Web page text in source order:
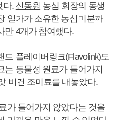
다. 신동원 농심 회장의 동생
일가가 소유한 농심미분까
만 4개가 참여했다.
드 플레이버링크(Flavolink)도
는 동물성 원료가 들어가지
비건 조미료를 내놓았다.
가 들어가지 않았다는 것을